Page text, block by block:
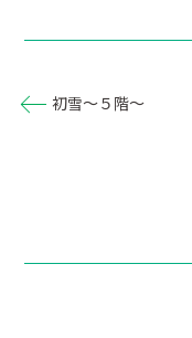
初雪～５階～